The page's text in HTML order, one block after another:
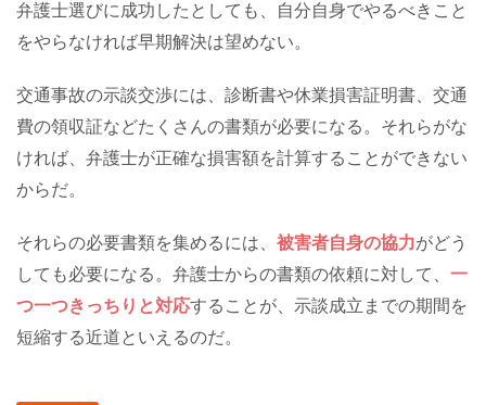
弁護士選びに成功したとしても、自分自身でやるべきこと
をやらなければ早期解決は望めない。
交通事故の示談交渉には、診断書や休業損害証明書、交通
費の領収証などたくさんの書類が必要になる。それらがな
ければ、弁護士が正確な損害額を計算することができない
からだ。
それらの必要書類を集めるには、 被害者自身の協力がどう
しても必要になる。弁護士からの書類の依頼に対して、 一
つ一つきっちりと対応することが、示談成立までの期間を
短縮する近道といえるのだ。